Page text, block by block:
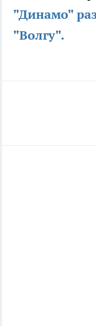
"Динамо"
"Волгу".